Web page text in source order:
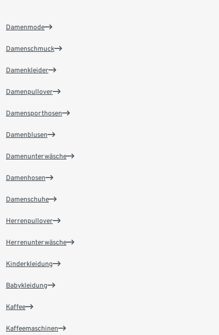
Damenmode
Damenschmuck
Damenkleider
Damenpullover
Damensporthosen
Damenblusen
Damenunterwäsche
Damenhosen
Damenschuhe
Herrenpullover
Herrenunterwäsche
Kinderkleidung
Babykleidung
Kaffee
Kaffeemaschinen